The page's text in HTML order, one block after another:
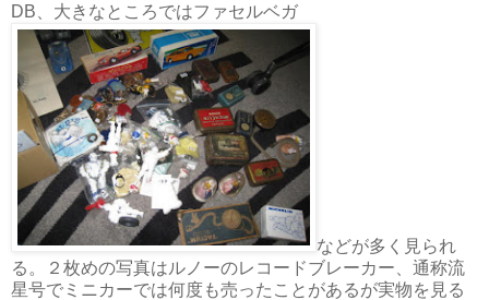
DB、大きなところではファセルベガ
などが多く見られ
る。２枚めの写真はルノーのレコードブレーカー、通称流
星号でミニカーでは何度も売ったことがあるが実物を見る